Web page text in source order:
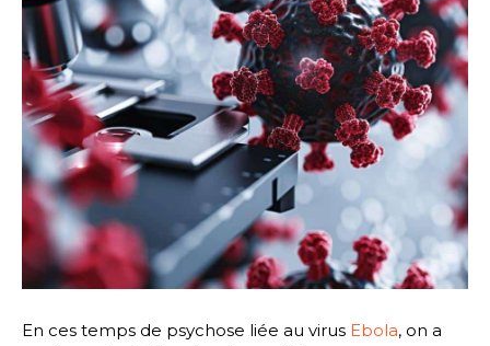
En ces temps de psychose liée au virus Ebola, on a